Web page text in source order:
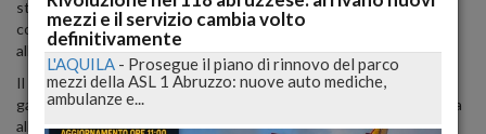
stradale avvenuto a Roseto degli Abruzzi. L'incidente, che ha
coinvolto una motocicletta e un'automobile, si è verificato intorno
alle 14 nella frazione di Voltarrosto lungo la Statale 150.
Il motociclista, che ha subito un politrauma e una frattura alla
gamba, è stato immediatamente soccorso e trasportato d'urgenza
all'ospedale di Teramo con un elicottero del 118. Attualmente, il
mezzi e il servizio cambia volto
definitivamente
L'AQUILA - Prosegue il piano di rinnovo del parco
mezzi della ASL 1 Abruzzo: nuove auto mediche,
ambulanze e...